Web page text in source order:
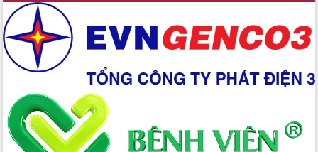
Hồ Thị Nguyên Thảo làm việc tại Trung
tâm Phục vụ hành chính công xã Ea
Phê
Xây dựng nền hành chính số đồng
hành cùng nông dân dân, doanh nghiệp
Giai đoạn 2026-2030, Đắk Lắk phấn
đấu có 77% xã đạt chuẩn nông thôn
mới
Chuyển đổi số 'mở đường' cho nông
nghiệp Đắk Lắk tăng trưởng bứt phá